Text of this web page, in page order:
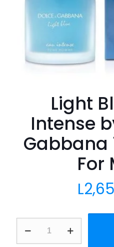
Light
Intense
Gabbana
For
L
Blue
Eau